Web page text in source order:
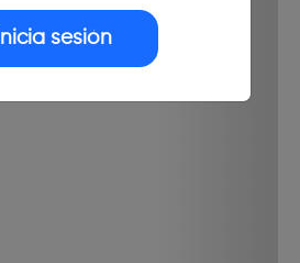
Inicia sesión